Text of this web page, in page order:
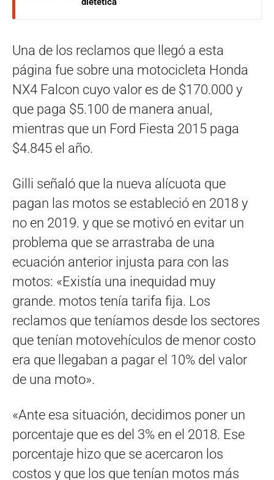
Una de los reclamos que llegó a esta
página fue sobre una motocicleta Honda
NX4 Falcon cuyo valor es de $170.000 y
que paga $5.100 de manera anual,
mientras que un Ford Fiesta 2015 paga
$4.845 el año.
Gilli señaló que la nueva alícuota que
pagan las motos se estableció en 2018 y
no en 2019. y que se motivó en evitar un
problema que se arrastraba de una
ecuación anterior injusta para con las
motos: «Existía una inequidad muy
grande. motos tenía tarifa fija. Los
reclamos que teníamos desde los sectores
que tenían motovehículos de menor costo
era que llegaban a pagar el 10% del valor
de una moto».
«Ante esa situación, decidimos poner un
porcentaje que es del 3% en el 2018. Ese
porcentaje hizo que se acercaron los
costos y que los que tenían motos más